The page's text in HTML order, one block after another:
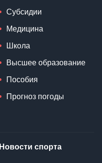
Субсидии
Медицина
Школа
Высшее образование
Пособия
Прогноз погоды
Новости спорта